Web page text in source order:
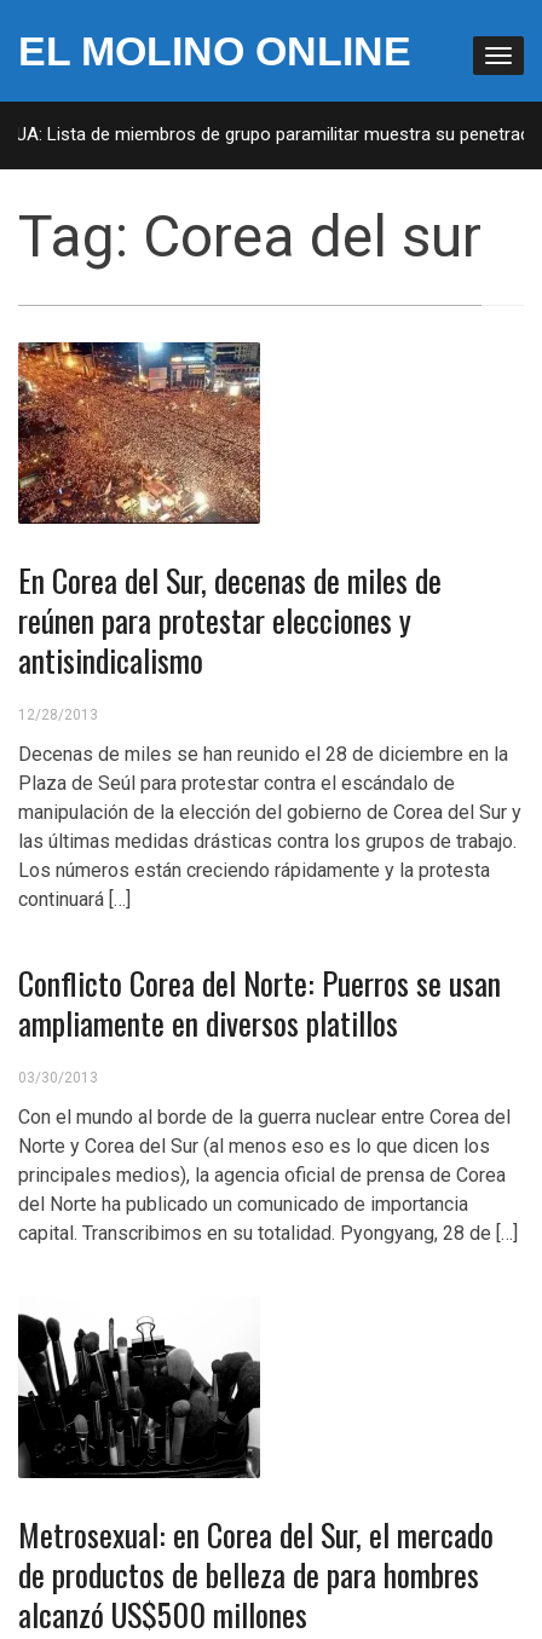
EL MOLINO ONLINE
Lista de miembros de grupo paramilitar muestra su
Tag: Corea del sur
En Corea del Sur, decenas de miles de
reúnen para protestar elecciones y
antisindicalismo
12/28/2013
Decenas de miles se han reunido el 28 de diciembre en la
Plaza de Seúl para protestar contra el escándalo de
manipulación de la elección del gobierno de Corea del Sur y
las últimas medidas drásticas contra los grupos de trabajo.
Los números están creciendo rápidamente y la protesta
continuará […]
Conflicto Corea del Norte: Puerros se usan
ampliamente en diversos platillos
03/30/2013
Con el mundo al borde de la guerra nuclear entre Corea del
Norte y Corea del Sur (al menos eso es lo que dicen los
principales medios), la agencia oficial de prensa de Corea
del Norte ha publicado un comunicado de importancia
capital. Transcribimos en su totalidad. Pyongyang, 28 de […]
Metrosexual: en Corea del Sur, el mercado
de productos de belleza de para hombres
alcanzó US$500 millones